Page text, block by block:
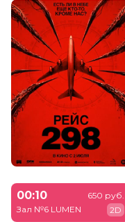
00:10
Зал №6 LUMEN
650 руб.
2D